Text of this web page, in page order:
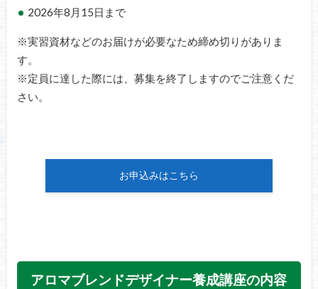
2026年8月15日まで
※実習資材などのお届けが必要なため締め切りがありま
す。
※定員に達した際には、募集を終了しますのでご注意くだ
さい。
お申込みはこちら
アロマブレンドデザイナー養成講座の内容